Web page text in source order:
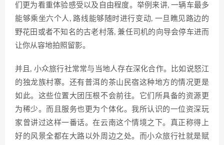
们更为看重体验感受以及自由程度。举例来讲, 一辆车最多
能够乘坐六个人, 路线能够随时进行变动, 一旦瞧见路边的
野花田或者不知名的古老村落, 兼任司机的向导会停车进而
让你从容地拍照留影。
并且, 小众旅行社常常与当地人存在深化合作。比如说怒江
的独龙族村寨。还有普洱的茶山民宿这种地方的情况更是
如此。这些位置大团压根不会前往。它们所具备的资源更
为稀少。而且服务也更为个体化。我所认识的一位资深玩
家曾讲过这样一番话。在云南这个情境之下。真正称得上
好的风景全都在大路以外周边之处。而小众旅行社就是赋